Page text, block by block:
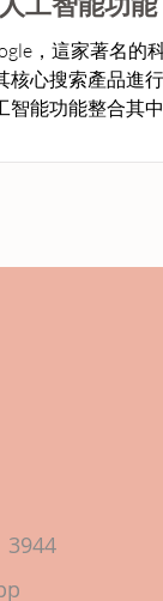
，這家著名的
核心搜索產品進
智能功能整合其
3944